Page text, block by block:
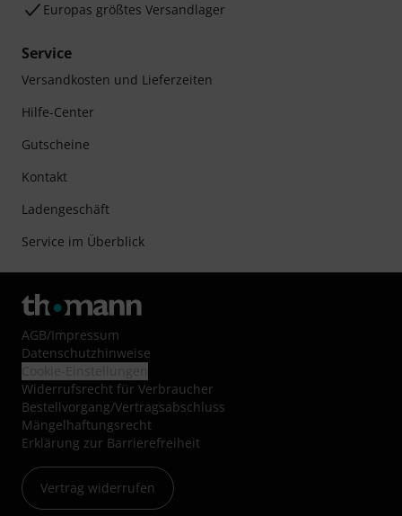
Europas größtes Versandlager
Service
Versandkosten und Lieferzeiten
Hilfe-Center
Gutscheine
Kontakt
Ladengeschäft
Service im Überblick
AGB/Impressum
Datenschutzhinweise
Widerrufsrecht für Verbraucher
Bestellvorgang/Vertragsabschluss
Mängelhaftungsrecht
Erklärung zur Barrierefreiheit
Vertrag widerrufen